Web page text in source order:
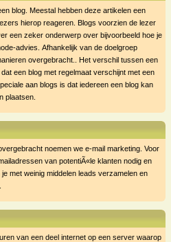
blog. Meestal hebben deze artikelen een
hierop reageren. Blogs voorzien de lezer
een zeker onderwerp over bijvoorbeeld hoe je
advies. Afhankelijk van de doelgroep
overgebracht.. Het verschil tussen een
een blog met regelmaat verschijnt met een
aan blogs is dat iedereen een blog kan
plaatsen.
noemen we e-mail marketing. Voor
van potentiÃ«le klanten nodig en
met weinig middelen leads verzamelen en
van een deel internet op een server waarop